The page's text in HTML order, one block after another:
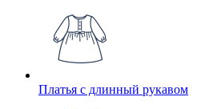
Платья с длинный рукавом